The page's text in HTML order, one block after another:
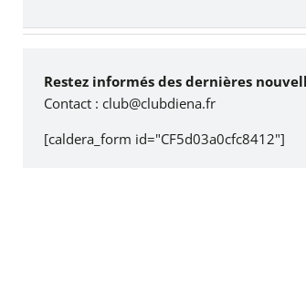
Restez informés des dernières
Contact :club@clubdiena.fr
[caldera_form id="CF5d03a0cfc8412"]